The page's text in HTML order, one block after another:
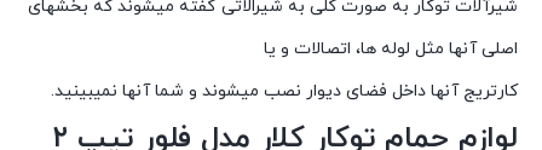
شیرآلات توکار به صورت کلی به شیرالاتی گفته میشوند که بخشهای
اصلی آنها مثل لوله ها، اتصالات و یا
کارتریج آنها داخل فضای دیوار نصب میشوند و شما آنها نمیبینید.
لوازم حمام توکار کلار مدل فلور تیپ ۲